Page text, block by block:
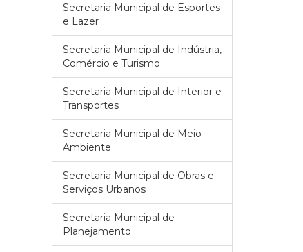
Secretaria Municipal de Esportes
e Lazer
Secretaria Municipal de Indústria,
Comércio e Turismo
Secretaria Municipal de Interior e
Transportes
Secretaria Municipal de Meio
Ambiente
Secretaria Municipal de Obras e
Serviços Urbanos
Secretaria Municipal de
Planejamento